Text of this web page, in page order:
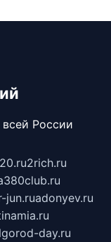
России
2rich.ru
jun.ruadonyev.ru
day.ru